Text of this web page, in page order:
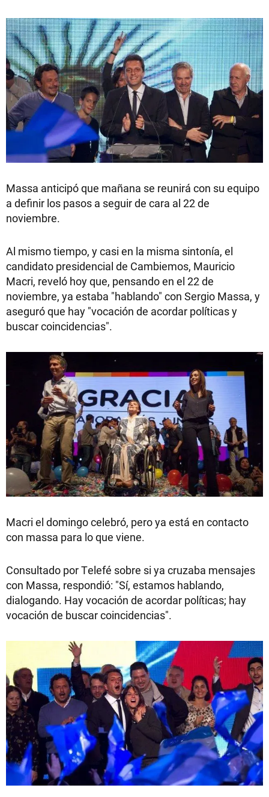
Massa anticipó que mañana se reunirá con su equipo
a definir los pasos a seguir de cara al 22 de
noviembre.
Al mismo tiempo, y casi en la misma sintonía, el
candidato presidencial de Cambiemos, Mauricio
Macri, reveló hoy que, pensando en el 22 de
noviembre, ya estaba "hablando" con Sergio Massa, y
aseguró que hay "vocación de acordar políticas y
buscar coincidencias".
Macri el domingo celebró, pero ya está en contacto
con massa para lo que viene.
Consultado por Telefé sobre si ya cruzaba mensajes
con Massa, respondió: "Sí, estamos hablando,
dialogando. Hay vocación de acordar políticas; hay
vocación de buscar coincidencias".